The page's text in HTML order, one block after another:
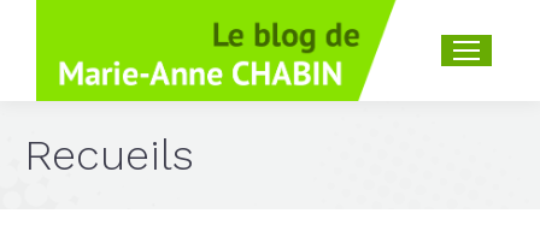
Recherche
Recueils